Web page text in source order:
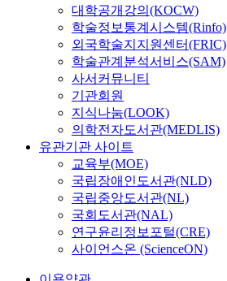
대학공개강의(KOCW)
학술정보통계시스템(Rinfo)
외국학술지지원센터(FRIC)
학술관계분석서비스(SAM)
사서커뮤니티
기관회원
지식나눔(LOOK)
의학전자도서관(MEDLIS)
유관기관 사이트
교육부(MOE)
국립장애인도서관(NLD)
국립중앙도서관(NL)
국회도서관(NAL)
연구윤리정보포털(CRE)
사이언스온 (ScienceON)